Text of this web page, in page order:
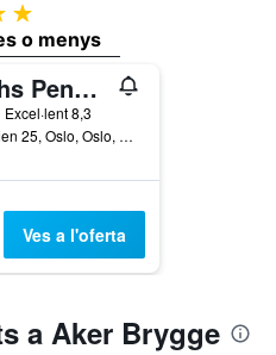
2 estrelles
o menys
Cochs Pensjonat
Excel·lent 8,3
Parkveien 25, Oslo, Oslo, Noruega
Ves a l'oferta
a Aker Brygge